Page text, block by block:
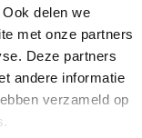
delen we
met onze partners
Deze partners
andere informatie
verzameld op